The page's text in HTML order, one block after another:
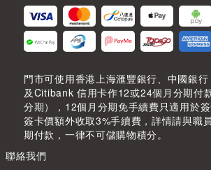
門市可使用香港上海滙豐銀行、中國銀
及Citibank 信用卡作12或24個月分期付
分期），12個月分期免手續費只適用於
簽卡價額外收取3%手續費，詳情請與職
期付款，一律不可儲購物積分。
聯絡我們